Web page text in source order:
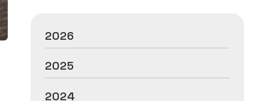
2026
2025
2024